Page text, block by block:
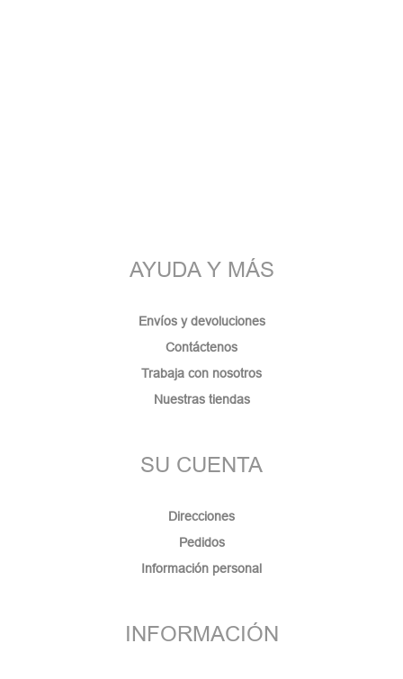
AYUDA Y MÁS
Envíos y devoluciones
Contáctenos
Trabaja con nosotros
Nuestras tiendas
SU CUENTA
Direcciones
Pedidos
Información personal
INFORMACIÓN